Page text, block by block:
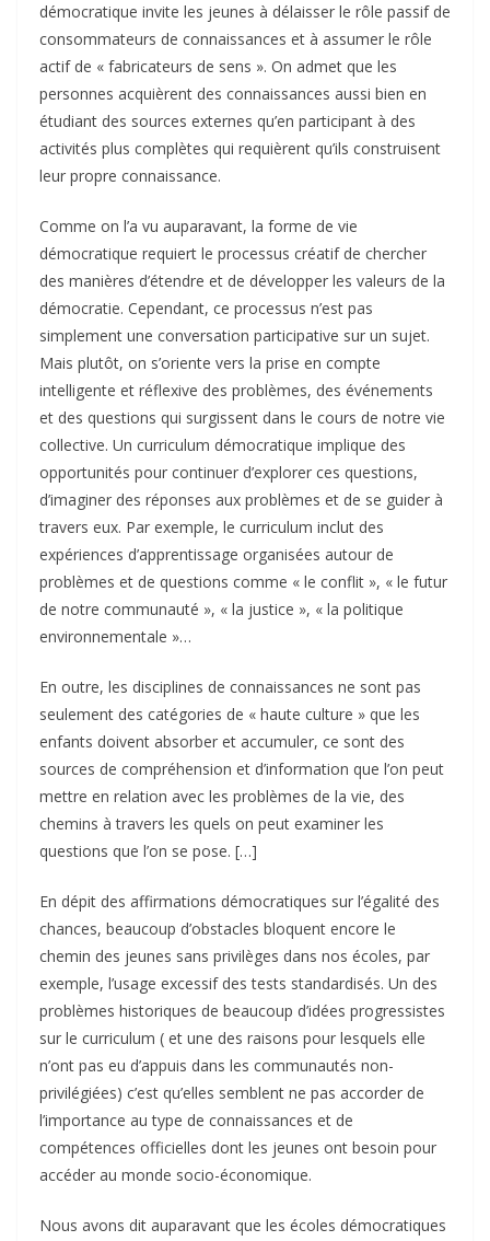
démocratique invite les jeunes à délaisser le rôle passif de
consommateurs de connaissances et à assumer le rôle
actif de « fabricateurs de sens ». On admet que les
personnes acquièrent des connaissances aussi bien en
étudiant des sources externes qu’en participant à des
activités plus complètes qui requièrent qu’ils construisent
leur propre connaissance.
Comme on l’a vu auparavant, la forme de vie
démocratique requiert le processus créatif de chercher
des manières d’étendre et de développer les valeurs de la
démocratie. Cependant, ce processus n’est pas
simplement une conversation participative sur un sujet.
Mais plutôt, on s’oriente vers la prise en compte
intelligente et réflexive des problèmes, des événements
et des questions qui surgissent dans le cours de notre vie
collective. Un curriculum démocratique implique des
opportunités pour continuer d’explorer ces questions,
d’imaginer des réponses aux problèmes et de se guider à
travers eux. Par exemple, le curriculum inclut des
expériences d’apprentissage organisées autour de
problèmes et de questions comme « le conflit », « le futur
de notre communauté », « la justice », « la politique
environnementale »…
En outre, les disciplines de connaissances ne sont pas
seulement des catégories de « haute culture » que les
enfants doivent absorber et accumuler, ce sont des
sources de compréhension et d’information que l’on peut
mettre en relation avec les problèmes de la vie, des
chemins à travers les quels on peut examiner les
questions que l’on se pose. […]
En dépit des affirmations démocratiques sur l’égalité des
chances, beaucoup d’obstacles bloquent encore le
chemin des jeunes sans privilèges dans nos écoles, par
exemple, l’usage excessif des tests standardisés. Un des
problèmes historiques de beaucoup d’idées progressistes
sur le curriculum ( et une des raisons pour lesquels elle
n’ont pas eu d’appuis dans les communautés non-
privilégiées) c’est qu’elles semblent ne pas accorder de
l’importance au type de connaissances et de
compétences officielles dont les jeunes ont besoin pour
accéder au monde socio-économique.
Nous avons dit auparavant que les écoles démocratiques